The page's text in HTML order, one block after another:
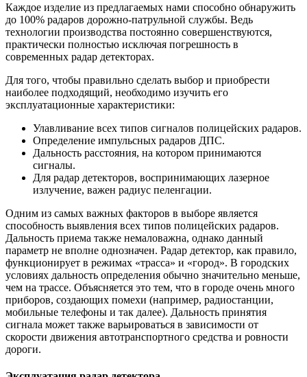
Каждое изделие из предлагаемых нами способно обнаружить
до 100% радаров дорожно-патрульной службы. Ведь
технологии производства постоянно совершенствуются,
практически полностью исключая погрешность в
современных радар детекторах.
Для того, чтобы правильно сделать выбор и приобрести
наиболее подходящий, необходимо изучить его
эксплуатационные характеристики:
Улавливание всех типов сигналов полицейских радаров.
Определение импульсных радаров ДПС.
Дальность расстояния, на котором принимаются
сигналы.
Для радар детекторов, воспринимающих лазерное
излучение, важен радиус пеленгации.
Одним из самых важных факторов в выборе является
способность выявления всех типов полицейских радаров.
Дальность приема также немаловажна, однако данный
параметр не вполне однозначен. Радар детектор, как правило,
функционирует в режимах «трасса» и «город». В городских
условиях дальность определения обычно значительно меньше,
чем на трассе. Объясняется это тем, что в городе очень много
приборов, создающих помехи (например, радиостанции,
мобильные телефоны и так далее). Дальность принятия
сигнала может также варьироваться в зависимости от
скорости движения автотранспортного средства и ровности
дороги.